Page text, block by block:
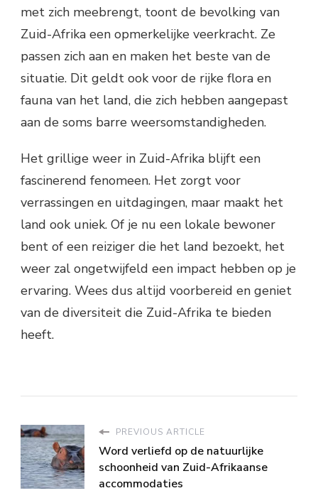
met zich meebrengt, toont de bevolking van
Zuid-Afrika een opmerkelijke veerkracht. Ze
passen zich aan en maken het beste van de
situatie. Dit geldt ook voor de rijke flora en
fauna van het land, die zich hebben aangepast
aan de soms barre weersomstandigheden.
Het grillige weer in Zuid-Afrika blijft een
fascinerend fenomeen. Het zorgt voor
verrassingen en uitdagingen, maar maakt het
land ook uniek. Of je nu een lokale bewoner
bent of een reiziger die het land bezoekt, het
weer zal ongetwijfeld een impact hebben op je
ervaring. Wees dus altijd voorbereid en geniet
van de diversiteit die Zuid-Afrika te bieden
heeft.
PREVIOUS ARTICLE
Word verliefd op de natuurlijke
schoonheid van Zuid-Afrikaanse
accommodaties